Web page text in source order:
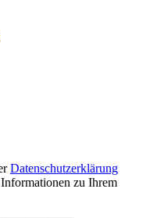
Datenschutzerklärung
zu Ihrem